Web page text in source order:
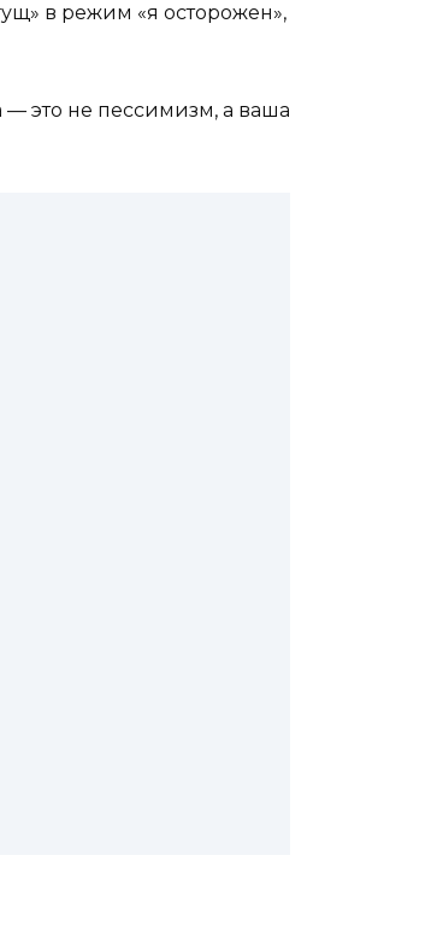
в режим «я осторожен»,
— это не пессимизм, а ваша